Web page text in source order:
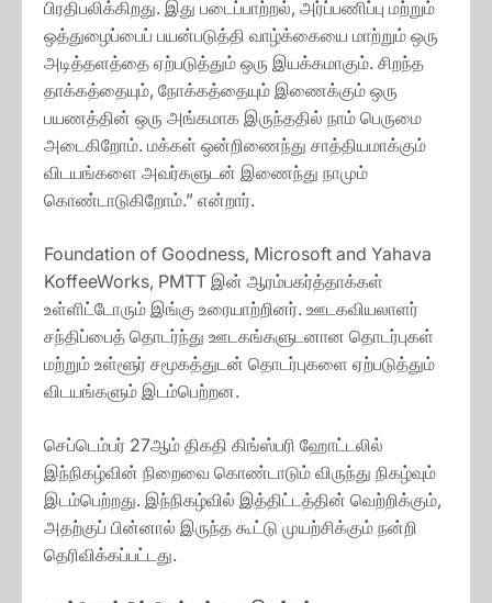
பிரதிபலிக்கிறது. இது படைப்பாற்றல், அர்ப்பணிப்பு மற்றும்
ஒத்துழைப்பைப் பயன்படுத்தி வாழ்க்கையை மாற்றும் ஒரு
அடித்தளத்தை ஏற்படுத்தும் ஒரு இயக்கமாகும். சிறந்த
தாக்கத்தையும், நோக்கத்தையும் இணைக்கும் ஒரு
பயணத்தின் ஒரு அங்கமாக இருந்ததில் நாம் பெருமை
அடைகிறோம். மக்கள் ஒன்றிணைந்து சாத்தியமாக்கும்
விடயங்களை அவர்களுடன் இணைந்து நாமும்
கொண்டாடுகிறோம்.” என்றார்.
Foundation of Goodness, Microsoft and Yahava
KoffeeWorks, PMTT இன் ஆரம்பகர்த்தாக்கள்
உள்ளிட்டோரும் இங்கு உரையாற்றினர். ஊடகவியலாளர்
சந்திப்பைத் தொடர்ந்து ஊடகங்களுடனான தொடர்புகள்
மற்றும் உள்ளூர் சமூகத்துடன் தொடர்புகளை ஏற்படுத்தும்
விடயங்களும் இடம்பெற்றன.
செப்டெம்பர் 27ஆம் திகதி கிங்ஸ்பரி ஹோட்டலில்
இந்நிகழ்வின் நிறைவை கொண்டாடும் விருந்து நிகழ்வும்
இடம்பெற்றது. இந்நிகழ்வில் இத்திட்டத்தின் வெற்றிக்கும்,
அதற்குப் பின்னால் இருந்த கூட்டு முயற்சிக்கும் நன்றி
தெரிவிக்கப்பட்டது.